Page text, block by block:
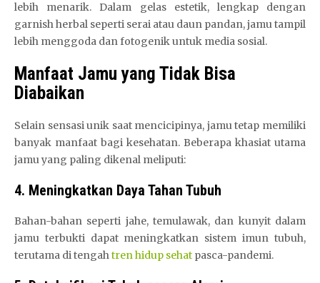
lebih menarik. Dalam gelas estetik, lengkap dengan
garnish herbal seperti serai atau daun pandan, jamu tampil
lebih menggoda dan fotogenik untuk media sosial.
Manfaat Jamu yang Tidak Bisa
Diabaikan
Selain sensasi unik saat mencicipinya, jamu tetap memiliki
banyak manfaat bagi kesehatan. Beberapa khasiat utama
jamu yang paling dikenal meliputi:
4. Meningkatkan Daya Tahan Tubuh
Bahan-bahan seperti jahe, temulawak, dan kunyit dalam
jamu terbukti dapat meningkatkan sistem imun tubuh,
terutama di tengahtren hidup sehat pasca-pandemi.